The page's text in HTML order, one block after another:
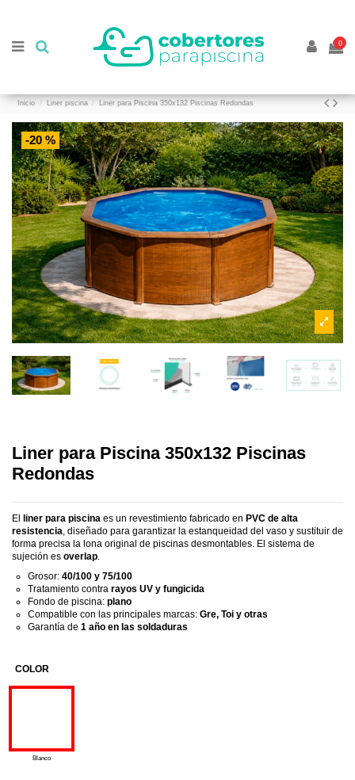
0
Inicio Liner piscina Liner para Piscina 350x132 Piscinas Redondas
-20 %
Liner para Piscina 350x132 Piscinas
Redondas
El liner para piscina es un revestimiento fabricado en PVC de alta
resistencia , diseñado para garantizar la estanqueidad del vaso y sustituir de
forma precisa la lona original de piscinas desmontables. El sistema de
sujeción es overlap
Grosor: 40/100 y 75/100
Tratamiento contra rayos UV y fungicida
Fondo de piscina: plano
Compatible con las principales marcas: Gre, Toi y otras
Garantía de 1 año en las soldaduras
COLOR
Blanco